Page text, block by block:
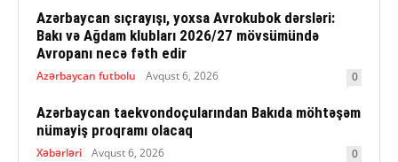
Azərbaycan sıçrayışı, yoxsa Avrokubok dərsləri:
Bakı və Ağdam klubları 2026/27 mövsümündə
Avropanı necə fəth edir
Azərbaycan futbolu Avqust 6, 2026 0
Azərbaycan taekvondoçularından Bakıda möhtəşəm
nümayiş proqramı olacaq
Xəbərləri Avqust 6, 2026 0